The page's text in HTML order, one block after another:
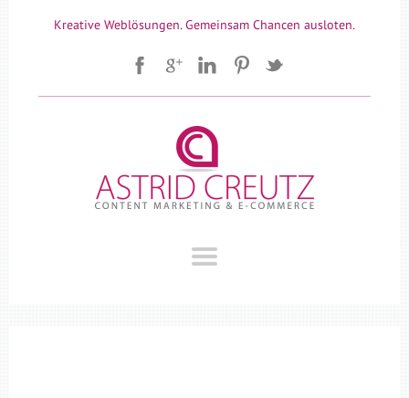
Kreative Weblösungen. Gemeinsam Chancen ausloten.